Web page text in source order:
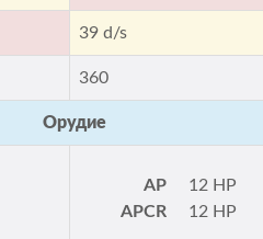
39 d/s
360
Орудие
AP
12 HP
APCR
12 HP